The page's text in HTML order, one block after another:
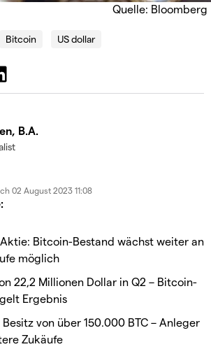
Quelle: Bloomberg
Bitcoin US dollar
B.A.
02 August 2023 11:08
Bitcoin-Bestand wächst weiter an
möglich
22,2 Millionen Dollar in Q2 – Bitcoin-
Ergebnis
von über 150.000 BTC – Anleger
Zukäufe